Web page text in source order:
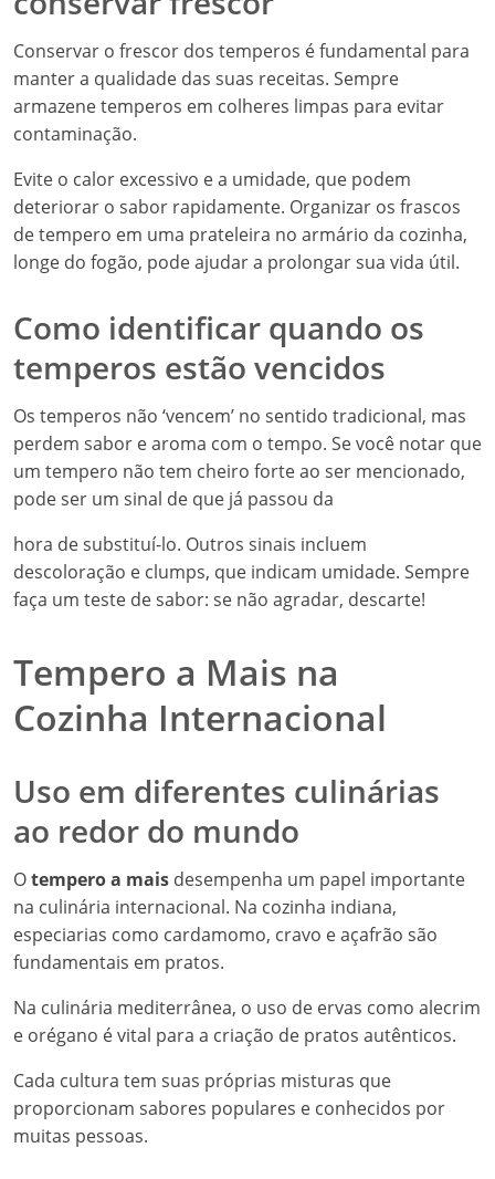
Conservar o frescor dos temperos é fundamental para
manter a qualidade das suas receitas. Sempre
armazene temperos em colheres limpas para evitar
contaminação.
Evite o calor excessivo e a umidade, que podem
deteriorar o sabor rapidamente. Organizar os frascos
de tempero em uma prateleira no armário da cozinha,
longe do fogão, pode ajudar a prolongar sua vida útil.
Como identificar quando os
temperos estão vencidos
Os temperos não ‘vencem’ no sentido tradicional, mas
perdem sabor e aroma com o tempo. Se você notar que
um tempero não tem cheiro forte ao ser mencionado,
pode ser um sinal de que já passou da
hora de substituí-lo. Outros sinais incluem
descoloração e clumps, que indicam umidade. Sempre
faça um teste de sabor: se não agradar, descarte!
Tempero a Mais na
Cozinha Internacional
Uso em diferentes culinárias
ao redor do mundo
Otempero a mais desempenha um papel importante
na culinária internacional. Na cozinha indiana,
especiarias como cardamomo, cravo e açafrão são
fundamentais em pratos.
Na culinária mediterrânea, o uso de ervas como alecrim
e orégano é vital para a criação de pratos autênticos.
Cada cultura tem suas próprias misturas que
proporcionam sabores populares e conhecidos por
muitas pessoas.